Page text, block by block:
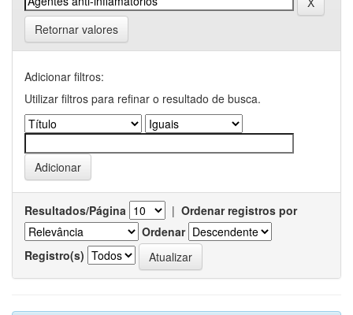
Retornar valores
Adicionar filtros:
Utilizar filtros para refinar o resultado de busca.
Resultados/Página | Ordenar registros por
Ordenar
Registro(s)